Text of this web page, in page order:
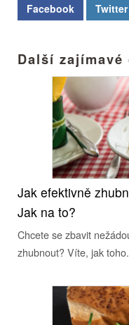
Facebook Twitter
Další zajímavé
Jak efektivně
Jak na to?
Chcete se zbavit
zhubnout? Víte, jak